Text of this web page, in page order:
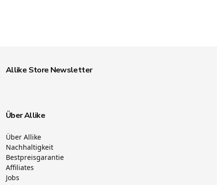
Allike Store Newsletter
Über Allike
Über Allike
Nachhaltigkeit
Bestpreisgarantie
Affiliates
Jobs